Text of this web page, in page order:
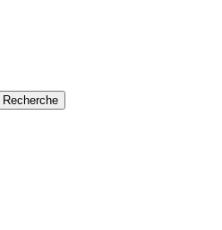
Recherche